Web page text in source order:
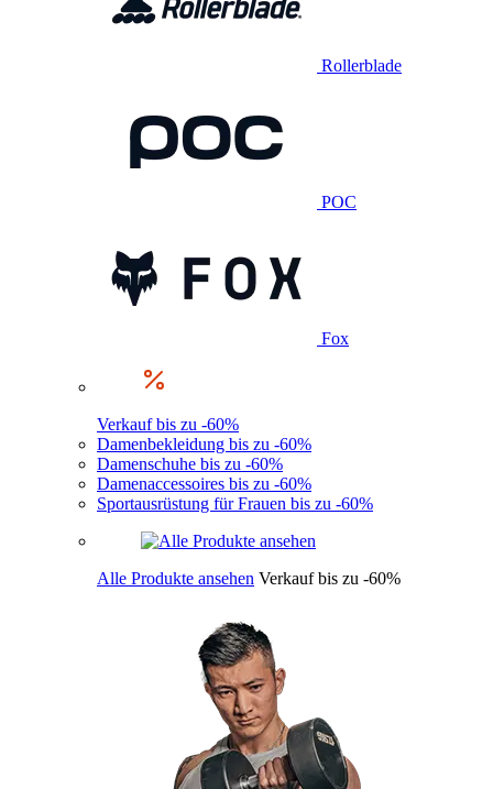
Rollerblade
POC
Fox
Verkauf bis zu -60%
Damenbekleidung bis zu -60%
Damenschuhe bis zu -60%
Damenaccessoires bis zu -60%
Sportausrüstung für Frauen bis zu -60%
Alle Produkte ansehen Verkauf bis zu -60%